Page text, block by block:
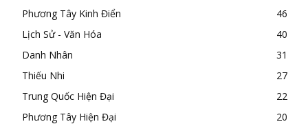
Phương Tây Kinh Điển
46
Lịch Sử - Văn Hóa
40
Danh Nhân
31
Thiếu Nhi
27
Trung Quốc Hiện Đại
22
Phương Tây Hiện Đại
20